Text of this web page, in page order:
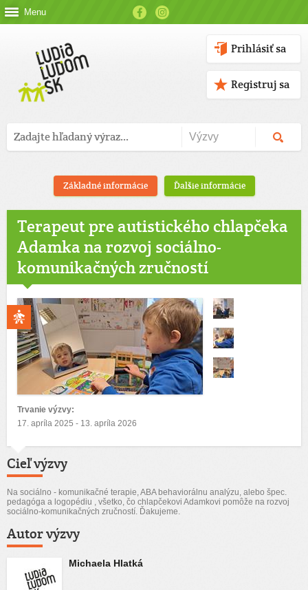
Menu
Prihlásiť sa
Registruj sa
Základné informácie Ďalšie informácie
Terapeut pre autistického chlapčeka
Adamka na rozvoj sociálno-
komunikačných zručností
Trvanie výzvy:
17. apríla 2025 - 13. apríla 2026
Cieľ výzvy
Na sociálno - komunikačné terapie, ABA behaviorálnu analýzu, alebo špec.
pedagóga a logopédiu , všetko, čo chlapčekovi Adamkovi pomôže na rozvoj
sociálno-komunikačných zručností. Ďakujeme.
Autor výzvy
Michaela Hlatká